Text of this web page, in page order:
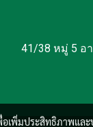
41/38 หมู่ 5 อ
อเพิ่มประสิทธิภาพแล